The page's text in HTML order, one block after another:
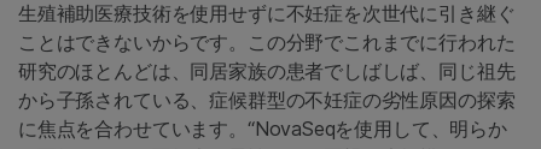
生殖補助医療技術を使用せずに不妊症を次世代に引き継ぐ
ことはできないからです。この分野でこれまでに行われた
研究のほとんどは、同居家族の患者でしばしば、同じ祖先
から子孫されている、症候群型の不妊症の劣性原因の探索
に焦点を合わせています。“NovaSeqを使用して、明らか